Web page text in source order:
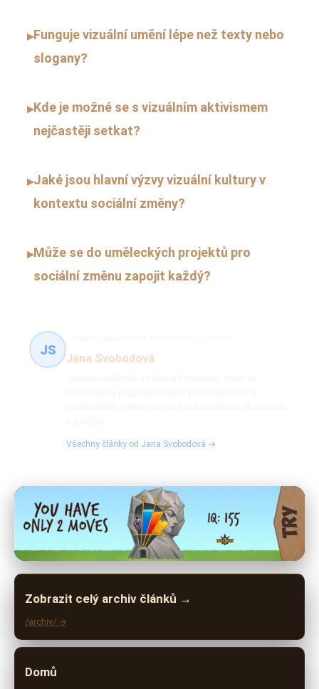
▸Funguje vizuální umění lépe než texty nebo
slogany?
▸Kde je možné se s vizuálním aktivismem
nejčastěji setkat?
▸Jaké jsou hlavní výzvy vizuální kultury v
kontextu sociální změny?
▸Může se do uměleckých projektů pro
sociální změnu zapojit každý?
JS
Jana Svobodová
Všechny články od Jana Svobodová →
Zobrazit celý archiv článků →
/archiv/ →
Domů